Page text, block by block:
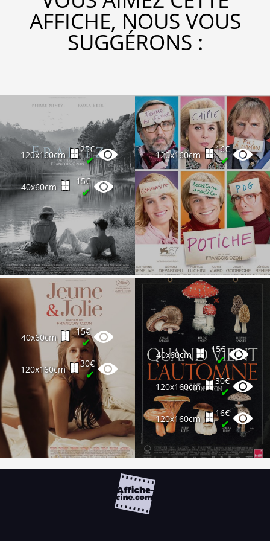
AFFICHE, NOUS VOUS
SUGGÉRONS :
120x160cm
25€
✔
40x60cm
15€
✔
120x160cm
16€
✔
40x60cm
15€
✔
120x160cm
30€
✔
40x60cm
15€
✔
120x160cm
30€
✔
120x160cm
16€
✔